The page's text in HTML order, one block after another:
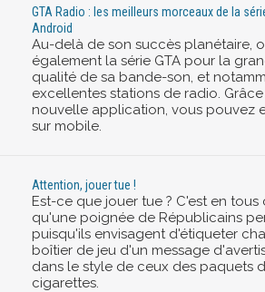
GTA Radio : les meilleurs morceaux de la
Android
Au-delà de son succès planétaire,
également la série GTA pour la
qualité de sa bande-son, et
excellentes stations de radio.
nouvelle application, vous pouvez
sur mobile.
Attention, jouer tue !
Est-ce que jouer tue ? C'est en tous
qu'une poignée de Républicains
puisqu'ils envisagent d'étiqueter
boîtier de jeu d'un message
dans le style de ceux des paquets
cigarettes.